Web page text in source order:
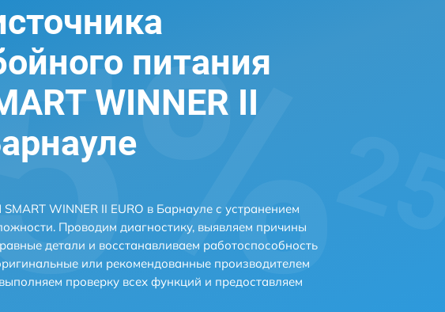
питания
WINNER II
WINNER II EURO в Барнауле с устранением
Проводим диагностику, выявляем причины
детали и восстанавливаем работоспособность
или рекомендованные производителем
проверку всех функций и предоставляем